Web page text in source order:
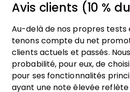
Avis clients (10 %
Au-delà de nos propres tests
tenons compte du net
clients actuels et passés.
probabilité, pour eux, de
pour ses fonctionnalités
ayant une note élevée reflète